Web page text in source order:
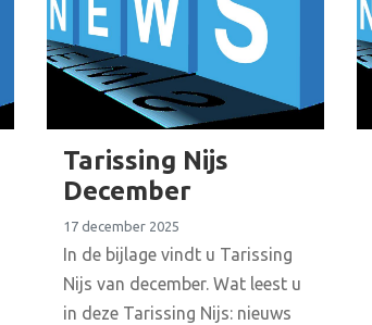
Tarissing Nijs
December
17 december 2025
In de bijlage vindt u Tarissing
Nijs van december. Wat leest u
in deze Tarissing Nijs: nieuws